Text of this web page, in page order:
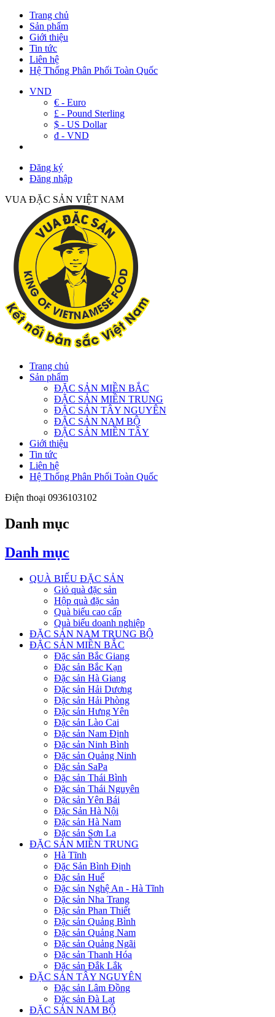
Trang chủ
Sản phẩm
Giới thiệu
Tin tức
Liên hệ
Hệ Thống Phân Phối Toàn Quốc
VND
€ - Euro
£ - Pound Sterling
$ - US Dollar
đ - VND
Đăng ký
Đăng nhập
VUA ĐẶC SẢN VIỆT NAM
Trang chủ
Sản phẩm
ĐẶC SẢN MIỀN BẮC
ĐẶC SẢN MIỀN TRUNG
ĐẶC SẢN TÂY NGUYÊN
ĐẶC SẢN NAM BỘ
ĐẶC SẢN MIỀN TÂY
Giới thiệu
Tin tức
Liên hệ
Hệ Thống Phân Phối Toàn Quốc
Điện thoại 0936103102
Danh mục
Danh mục
QUÀ BIẾU ĐẶC SẢN
Giỏ quà đặc sản
Hộp quà đặc sản
Quà biếu cao cấp
Quà biếu doanh nghiệp
ĐẶC SẢN NAM TRUNG BỘ
ĐẶC SẢN MIỀN BẮC
Đặc sản Bắc Giang
Đặc sản Bắc Kạn
Đặc sản Hà Giang
Đặc sản Hải Dương
Đặc sản Hải Phòng
Đặc sản Hưng Yên
Đặc sản Lào Cai
Đặc sản Nam Định
Đặc sản Ninh Bình
Đặc sản Quảng Ninh
Đặc sản SaPa
Đặc sản Thái Bình
Đặc sản Thái Nguyên
Đặc sản Yên Bái
Đặc Sản Hà Nội
Đặc sản Hà Nam
Đặc sản Sơn La
ĐẶC SẢN MIỀN TRUNG
Hà Tĩnh
Đặc Sản Bình Định
Đặc sản Huế
Đặc sản Nghệ An - Hà Tĩnh
Đặc sản Nha Trang
Đặc sản Phan Thiết
Đặc sản Quảng Bình
Đặc sản Quảng Nam
Đặc sản Quảng Ngãi
Đặc sản Thanh Hóa
Đặc sản Đắk Lắk
ĐẶC SẢN TÂY NGUYÊN
Đặc sản Lâm Đồng
Đặc sản Đà Lạt
ĐẶC SẢN NAM BỘ